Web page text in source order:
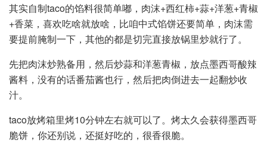
其实自制taco的馅料很简单嘟，肉沫+西红柿+蒜+洋葱+青椒
+香菜，喜欢吃啥就放啥，比咱中式馅饼还要简单，肉沫需
要提前腌制一下，其他的都是切完直接放锅里炒就行了。
先把肉沫炒熟备用，然后炒蒜和洋葱青椒，放点墨西哥酸辣
酱料，没有的话番茄酱也行，然后把肉倒进去一起翻炒收
汁。
taco放烤箱里烤10分钟左右就可以了。烤太久会获得墨西哥
脆饼，你还别说，还挺好吃的，很香很脆。